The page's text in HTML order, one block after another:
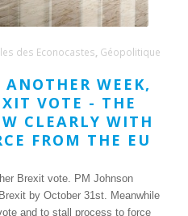
des Econocastes Géopolitique
WEEK,
VOTE - THE
CLEARLY WITH
FROM THE EU
Brexit vote. PM Johnson
by October 31st. Meanwhile
and to stall process to force